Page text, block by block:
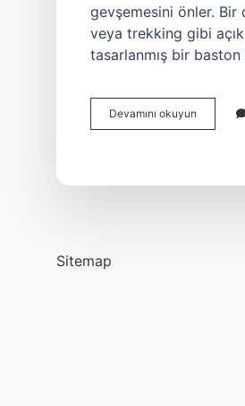
gevşemesini önler. Bir
veya trekking gibi
tasarlanmış bir
Devamını okuyun
Kamp
Sitemap